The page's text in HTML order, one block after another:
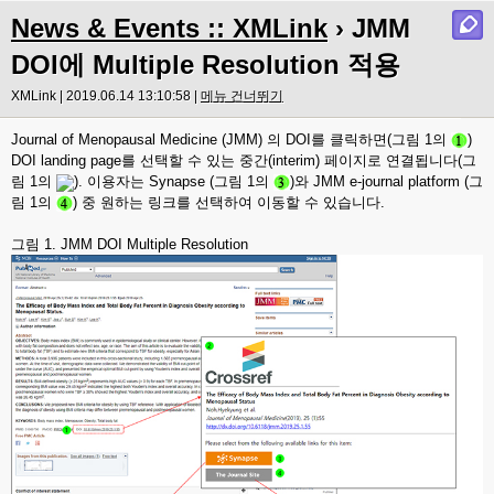
News & Events :: XMLink › JMM
DOI에 Multiple Resolution 적용
XMLink | 2019.06.14 13:10:58 | 메뉴 건너뛰기
Journal of Menopausal Medicine (JMM) 의 DOI를 클릭하면(그림 1의
)
DOI landing page를 선택할 수 있는 중간(interim) 페이지로 연결됩니다(그
림 1의
). 이용자는 Synapse (그림 1의 )와 JMM e-journal platform (그
림 1의
) 중 원하는 링크를 선택하여 이동할 수 있습니다.
그림 1. JMM DOI Multiple Resolution